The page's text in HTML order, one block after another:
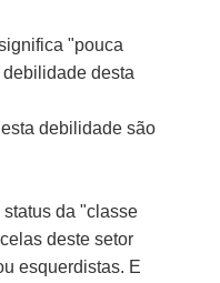
"pouca
desta
debilidade são
status da "classe
deste setor
esquerdistas. E